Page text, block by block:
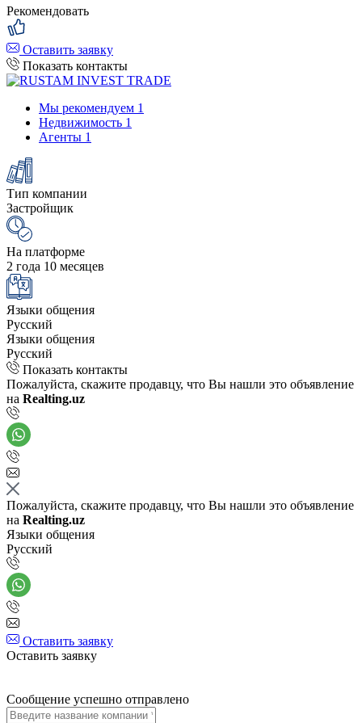
Рекомендовать
Оставить заявку
Показать контакты
Мы рекомендуем 1
Недвижимость 1
Агенты 1
Тип компании
Застройщик
На платформе
2 года 10 месяцев
Языки общения
Русский
Языки общения
Русский
Показать контакты
Пожалуйста, скажите продавцу, что Вы нашли это объявление
на Realting.uz
Пожалуйста, скажите продавцу, что Вы нашли это объявление
на Realting.uz
Языки общения
Русский
Оставить заявку
Оставить заявку
Сообщение успешно отправлено